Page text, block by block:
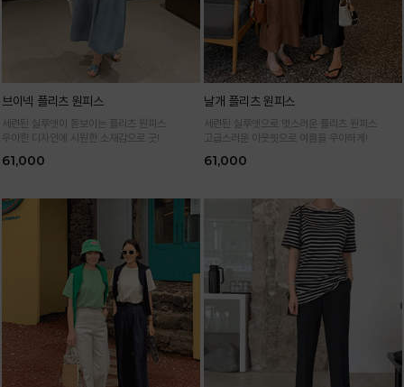
브이넥 플리츠 원피스
세련된 실루엣이 돋보이는 플리츠 원피스
우아한 디자인에 시원한 소재감으로 굿!
61,000
날개 플리츠 원피스
세련된 실루엣으로 멋스러운 플리츠 원피스
고급스러운 아웃핏으로 여름을 우아하게!
61,000